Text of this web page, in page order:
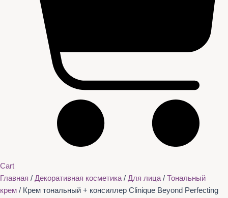
Cart
Главная / Декоративная косметика / Для лица / Тональный
крем / Крем тональный + консиллер Clinique Beyond Perfecting